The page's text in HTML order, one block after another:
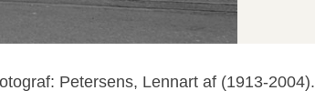
Petersens, Lennart af (1913-2004).